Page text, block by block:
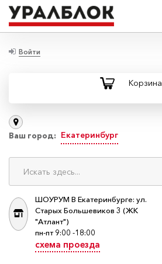
Войти
Корзина
Ваш город: Екатеринбург
ШОУРУМ В Екатеринбурге: ул.
Старых Большевиков 3 (ЖК
"Атлант")
пн-пт 9:00 -18:00
схема проезда